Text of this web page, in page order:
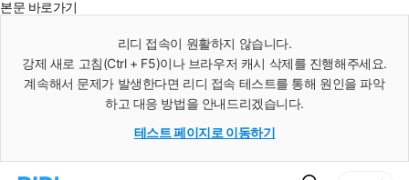
본문 바로가기
리디 접속이 원활하지 않습니다.
강제 새로 고침(Ctrl + F5)이나 브라우저 캐시 삭제를 진행해주세요.
계속해서 문제가 발생한다면 리디 접속 테스트를 통해 원인을 파악
하고 대응 방법을 안내드리겠습니다.
테스트 페이지로 이동하기